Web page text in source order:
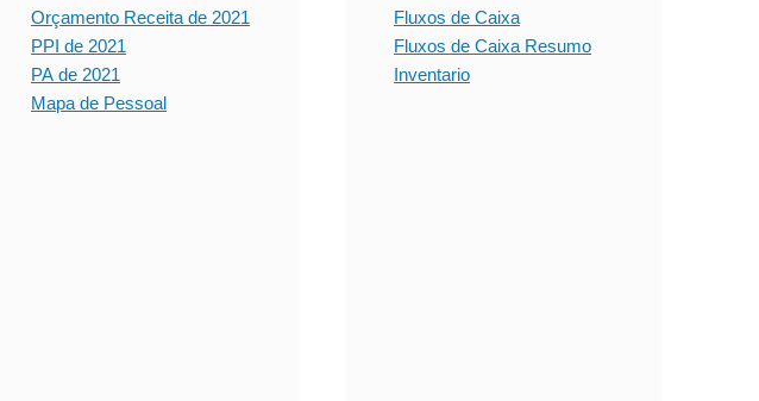
Orçamento Receita de 2021
PPI de 2021
PA de 2021
Mapa de Pessoal
Fluxos de Caixa
Fluxos de Caixa Resumo
Inventario